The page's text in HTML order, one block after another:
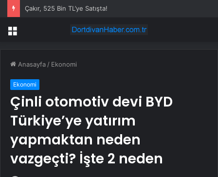
Menü
Anasayfa / Ekonomi
Ekonomi
Çinli otomotiv devi BYD
Türkiye’ye yatırım
yapmaktan neden
vazgeçti? İşte 2 neden